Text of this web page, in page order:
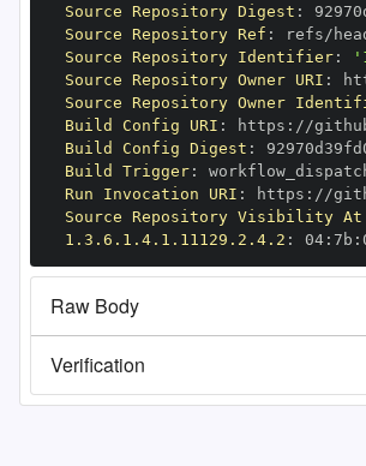
Source Repository Digest :
Source Repository Ref :
Source Repository Identifier:
Source Repository Owner URI :
Source Repository Owner
Build Config URI : https : //
Build Config Digest :
Build Trigger:
Run Invocation URI : https : //
Source Repository Visibility At
1.3.6.1.4.1.11129.2.4.2 : 04: 7b :
Raw Body
Verification